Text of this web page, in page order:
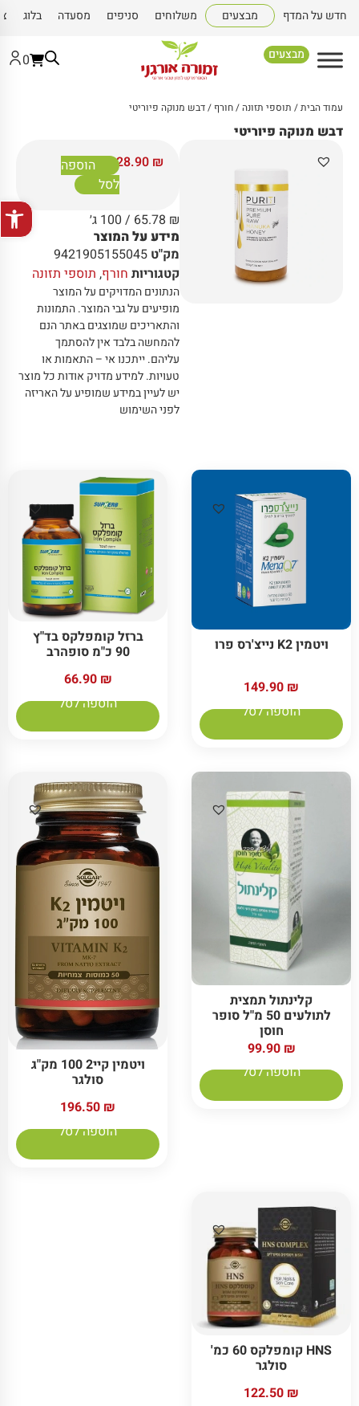
פתח
חדש על המדף מבצעים משלוחים סניפים מסעדה בלוג
מבצעים 0
עמוד הבית/ תוספי תזונה/חורף/ דבש מנוקה פיוריטי
דבש מנוקה פיוריטי
328.90 ₪
הוספה
לסל
65.78 ₪
/ 100 ג׳
מידע על המוצר
מק"ט 9421905155045
קטגוריות חורף, תוספי תזונה
הנתונים המדויקים על המוצר
מופיעים על גבי המוצר.התמונות
והתאריכים שמוצגים באתר הנם
להמחשה בלבד אין להסתמך
עליהם.ייתכנו אי – התאמות או
טעויות.למידע מדויק אודות כל מוצר
יש לעיין במידע שמופיע על האריזה
לפני השימוש
ויטמין K2 נייצ'רס פרו
149.90 ₪
הוספה לסל
ברזל קומפלקס בד"ץ
90 כ"מ סופהרב
66.90 ₪
הוספה לסל
קלינתול תמצית
לתולעים 50 מ"ל סופר
חוסן
99.90 ₪
הוספה לסל
ויטמין קיי2 100 מק"ג
סולגר
196.50 ₪
הוספה לסל
HNS קומפלקס 60 כמ'
סולגר
122.50 ₪